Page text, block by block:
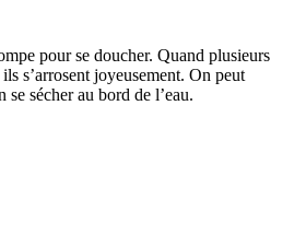
pour se doucher. Quand plusieurs
s’arrosent joyeusement. On peut
sécher au bord de l’eau.